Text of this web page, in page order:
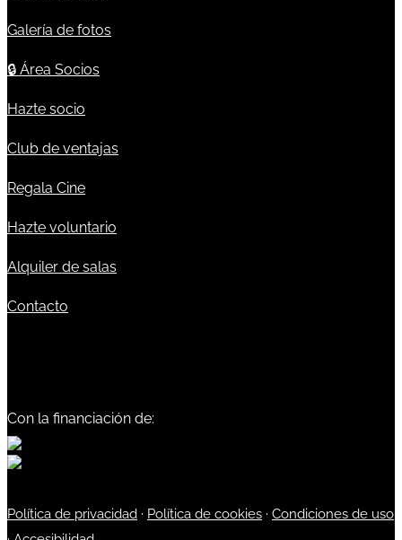
Galería de fotos
🔒 Área Socios
Hazte socio
Club de ventajas
Regala Cine
Hazte voluntario
Alquiler de salas
Contacto
Con la financiación de:
Política de privacidad · Política de cookies · Condiciones de uso